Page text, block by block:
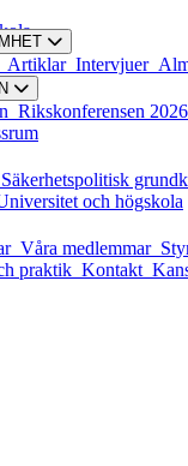
Artiklar Intervjuer
Rikskonferensen 2026
Säkerhetspolitisk
och högskola
Våra medlemmar
praktik Kontakt